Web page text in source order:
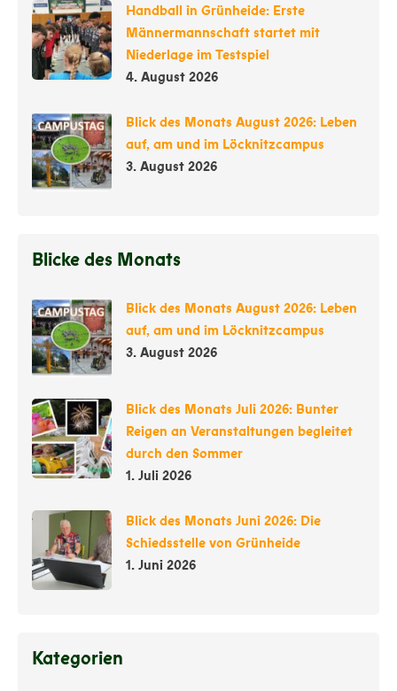
Handball in Grünheide: Erste
Männermannschaft startet mit
Niederlage im Testspiel
4. August 2026
Blick des Monats August 2026: Leben
auf, am und im Löcknitzcampus
3. August 2026
Blicke des Monats
Blick des Monats August 2026: Leben
auf, am und im Löcknitzcampus
3. August 2026
Blick des Monats Juli 2026: Bunter
Reigen an Veranstaltungen begleitet
durch den Sommer
1. Juli 2026
Blick des Monats Juni 2026: Die
Schiedsstelle von Grünheide
1. Juni 2026
Kategorien